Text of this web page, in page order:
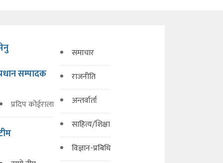
सम्पादक
प्रदिप कोईराला
समाचार
राजनीति
अन्तर्वार्ता
साहित्य/शिक्षा
विज्ञान-प्रबिधि